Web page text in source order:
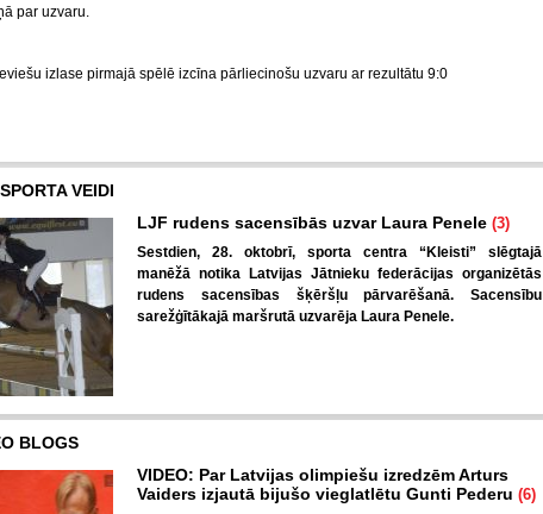
par uzvaru.
izlase pirmajā spēlē izcīna pārliecinošu uzvaru ar rezultātu 9:0
VEIDI
LJF rudens sacensībās uzvar Laura Penele (3)
Sestdien, 28. oktobrī, sporta centra “Kleisti” slēgtajā
manēžā notika Latvijas Jātnieku federācijas organizētās
rudens sacensības šķēršļu pārvarēšanā. Sacensību
sarežģītākajā maršrutā uzvarēja Laura Penele.
BLOGS
VIDEO: Par Latvijas olimpiešu izredzēm Arturs
Vaiders izjautā bijušo vieglatlētu Gunti Pederu (6)